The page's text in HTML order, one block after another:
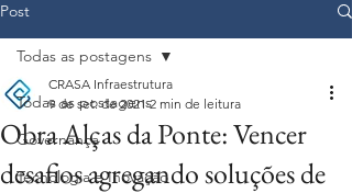
Post
Todas as postagens
Governança
Tecnologia e Inovação
Todas as postagens
Obra Alças da Ponte: Vencer
desafios agregando soluções de
CRASA Infraestrutura
9 de set. de 2021 2 min de leitura